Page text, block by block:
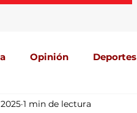
Opinión Deportes
Mundo Portada 2
1 min de lectura